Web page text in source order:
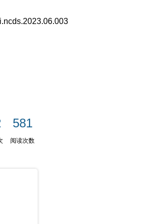
581
阅读次数